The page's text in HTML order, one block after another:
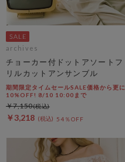
archives
チョーカー付ドットアソートフ
リルカットアンサンブル
期間限定タイムセールSALE価格から更に
10%OFF! 8/10 10:00まで
￥3,218 54％OFF
￥7,150